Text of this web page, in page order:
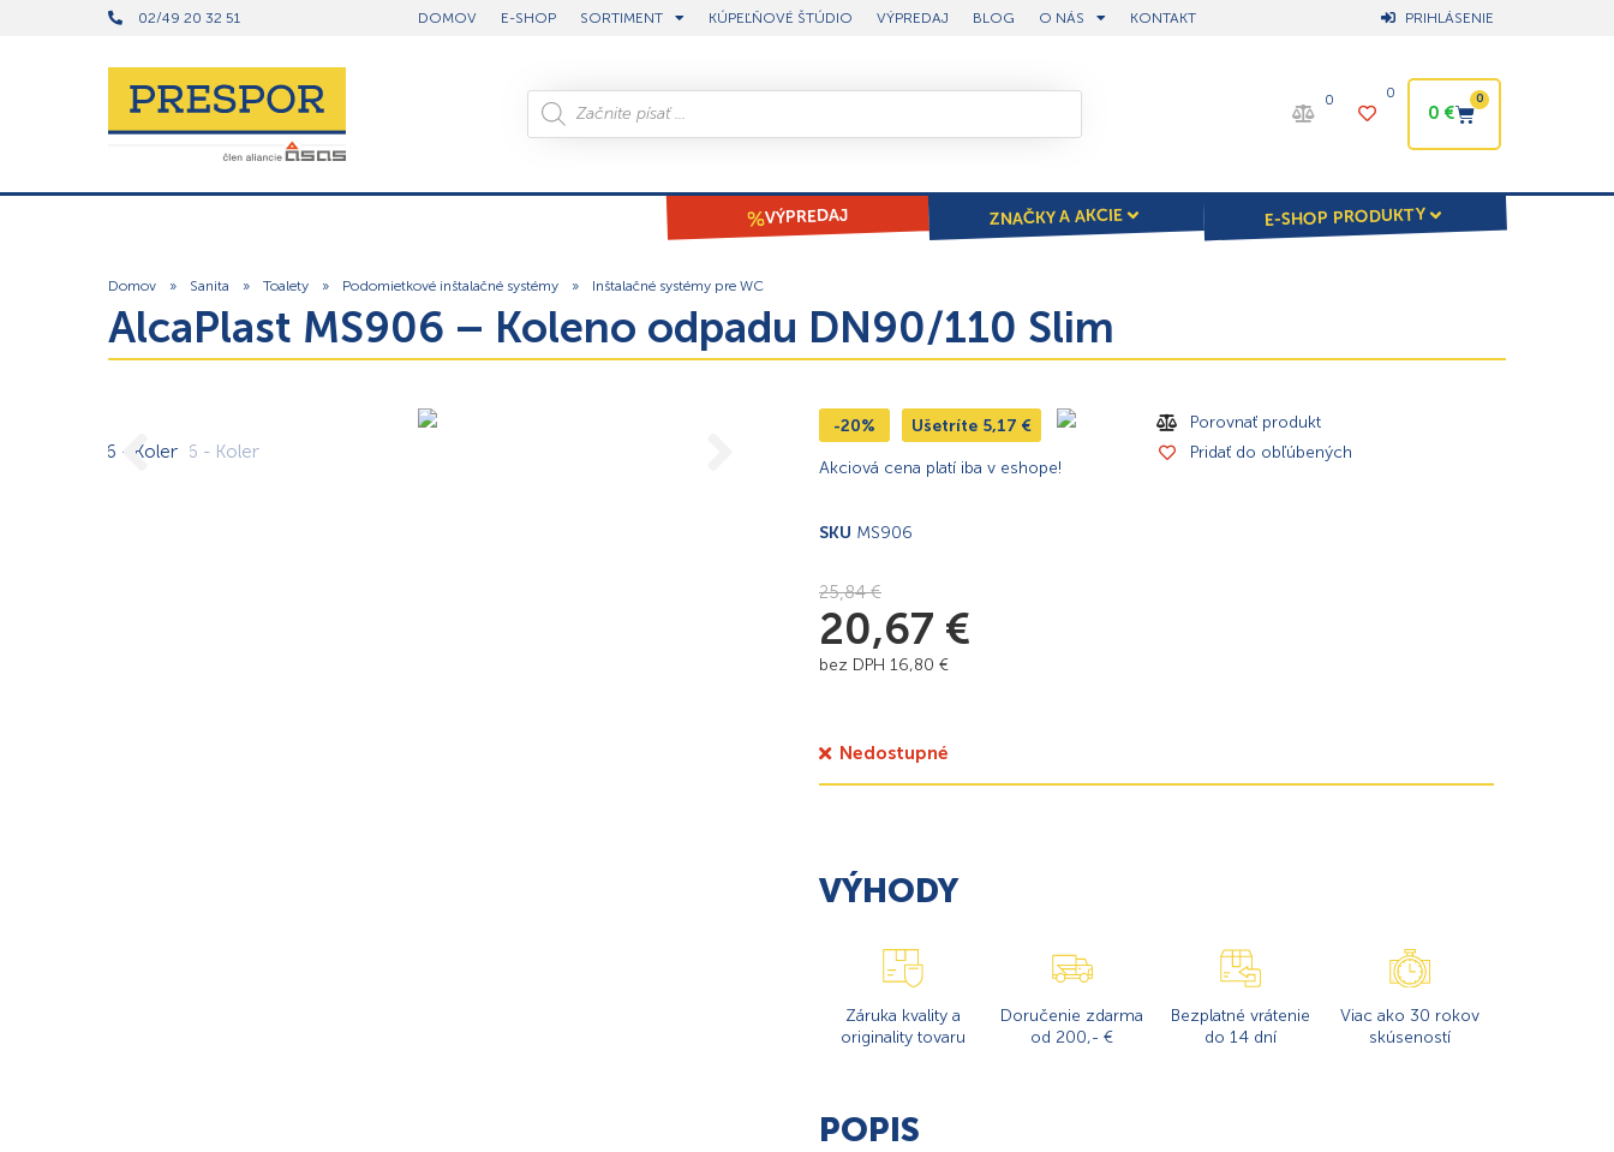
02/49 20 32 51 DOMOV E-SHOP SORTIMENT KÚPEĽŇOVÉ ŠTÚDIO VÝPREDAJ BLOG O NÁS KONTAKT PRIHLÁSENIE
0 0
0€
0
VÝPREDAJ ZNAČKY A AKCIE E-SHOP PRODUKTY
Domov » Sanita » Toalety » Podomietkové inštalačné systémy » Inštalačné systémy pre WC
AlcaPlast MS906 – Koleno odpadu DN90/110 Slim
-20% Ušetríte 5,17 €
Akciová cena platí iba v eshope!
SKU MS906
Porovnať produkt
Pridať do obľúbených
25,84€
20,67 €
bez DPH 16,80 €
Nedostupné
VÝHODY
Záruka kvality a
originality tovaru
Doručenie zdarma
od 200,- €
Bezplatné vrátenie
do 14 dní
Viac ako 30 rokov
skúseností
POPIS